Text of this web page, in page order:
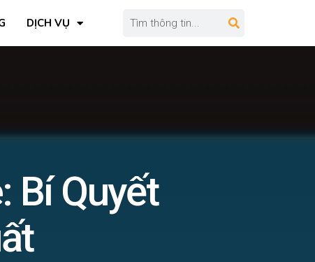
DỊCH VỤ
Bí Quyết